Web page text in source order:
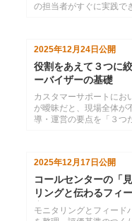
の担当者がすぐに実践で
2025年12月24日公開
役割をあえて３つに
ーバイザーの基礎
カスタマーサポートにお
が曖昧だと、現場全体が
導・運営の要点を「３つ
2025年12月17日 公開
コールセンターの「
リングと伝わるフィ
定させる
モニタリングとフィード